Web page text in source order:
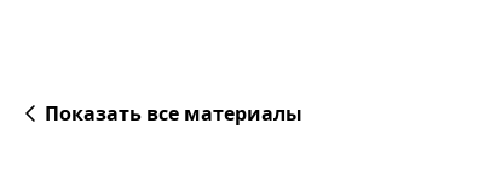
Показать все материалы